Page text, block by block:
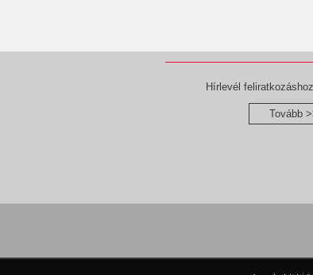
Hírlevél
Tovább